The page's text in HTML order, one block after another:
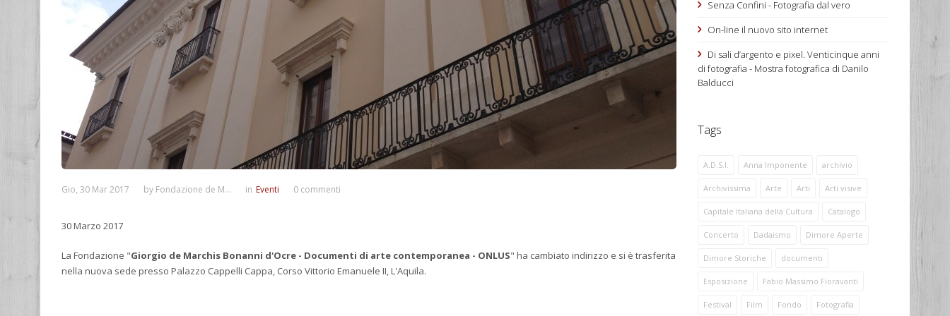
Gio, 30 Mar 2017 by Fondazione de M... in Eventi 0 commenti
30 Marzo 2017
La Fondazione "Giorgio de Marchis Bonanni d'Ocre - Documenti di arte contemporanea - ONLUS" ha cambiato indirizzo e si è trasferita
nella nuova sede presso Palazzo Cappelli Cappa, Corso Vittorio Emanuele II, L'Aquila.
Senza Confini - Fotografia dal vero
On-line il nuovo sito internet
Di sali d’argento e pixel. Venticinque anni
di fotografia - Mostra fotografica di Danilo
Balducci
Tags
A.D.S.I. Anna Imponente archivio
Archivissima Arte Arti Arti visive
Capitale Italiana della Cultura Catalogo
Concerto Dadaismo Dimore Aperte
Dimore Storiche documenti
Esposizione Fabio Massimo Fioravanti
Festival Film Fondo Fotografia